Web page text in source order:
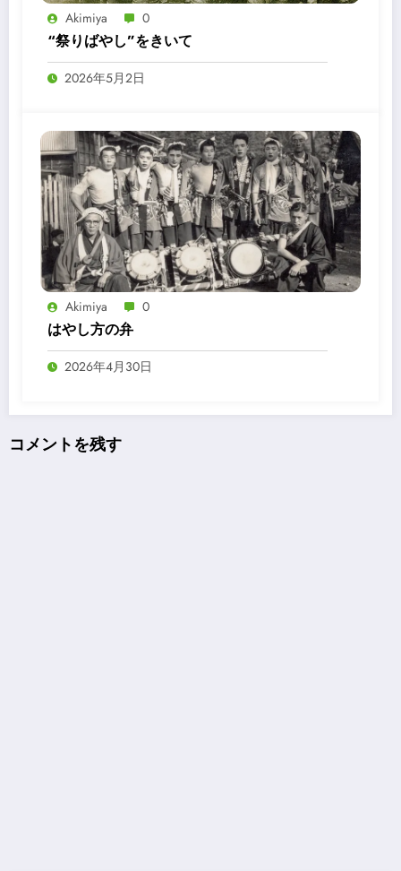
Akimiya 0
“祭りばやし”をきいて
2026年5月2日
Akimiya 0
はやし方の弁
2026年4月30日
コメントを残す